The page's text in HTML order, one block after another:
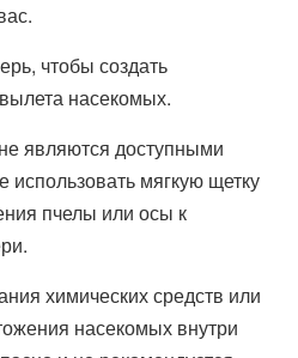
чтобы создать
насекомых.
являются доступными
использовать мягкую щетку
пчелы или осы к
химических средств или
насекомых внутри